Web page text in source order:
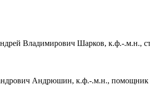
Владимирович Шарков, к.ф.-.м.н.,
Андрюшин, к.ф.-.м.н., помощник